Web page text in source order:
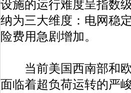
设施的运行难度呈指数
纳为三大维度：电网稳
险费用急剧增加。
当前美国西南部和欧
面临着超负荷运转的严